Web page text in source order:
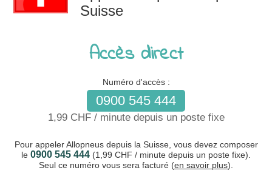
Suisse
Accès direct
Numéro d'accès :
0900 545 444
1,99 CHF / minute depuis un poste fixe
Pour appeler Allopneus depuis la Suisse, vous devez composer
le 0900 545 444 (1,99 CHF / minute depuis un poste fixe).
Seul ce numéro vous sera facturé (en savoir plus).